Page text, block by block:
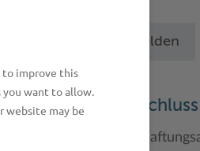
Betrieb anmelden
Haftungsauschluss
Hinweise zum
to improve this
want to allow.
website may be